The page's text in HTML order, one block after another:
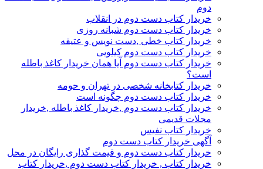
دوم
خریدار کتاب دست دوم در انقلاب
خریدار کتاب دست دوم شبانه روزی
خریدار کتاب خطی ,دست نویس و عتیقه
خریدار کتاب دست دوم کیلویی
خریدار کتاب دست دوم آیا همان خریدار کاغذ باطله
است؟
خریدار کتابخانه شخصی در تهران و حومه
خریدار کتاب دست دوم چگونه است
خریدار کتاب دست دوم ,خریدار کاغذ باطله ,خریدار
مجلات قدیمی
خریدار کتاب نفیس
آگهی خریدار کتاب دست دوم
خریدار کتاب دست دوم و قیمت گذاری رایگان در محل
خریدار کتاب , خریدار کتاب دست دوم ,خریدار کتاب